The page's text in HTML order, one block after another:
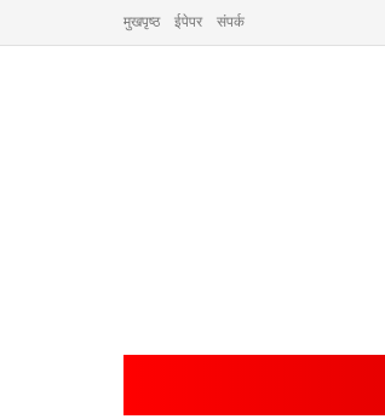
मुखपृष्ठ ईपेपर संपर्क